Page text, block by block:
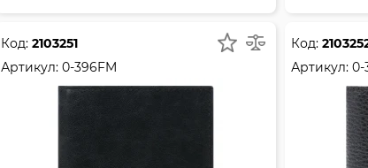
Код: 2103251
Артикул: 0-396FM
Код:
Артикул: 0-